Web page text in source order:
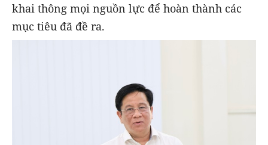
khai thông mọi nguồn lực để hoàn thành các
mục tiêu đã đề ra.